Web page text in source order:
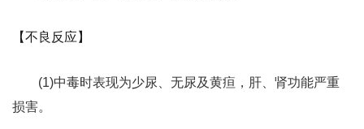
【不良反应】
(1)中毒时表现为少尿、无尿及黄疸，肝、肾功能严重
损害。